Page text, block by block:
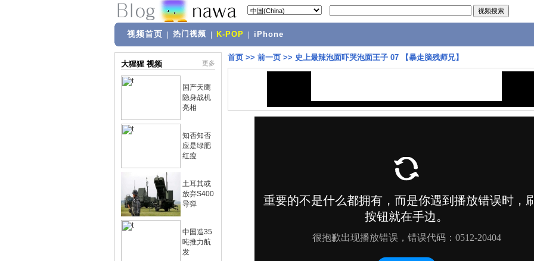
视频首页 热门视频 K-POP iPhone
大猩猩 视频 更多
国产天鹰
隐身战机
亮相
知否知否
应是绿肥
红瘦
土耳其或
放弃S400
导弹
中国造35
吨推力航
发
首页 >> 前一页 >> 史上最辣泡面吓哭泡面王子 07 【暴走脑残师兄】